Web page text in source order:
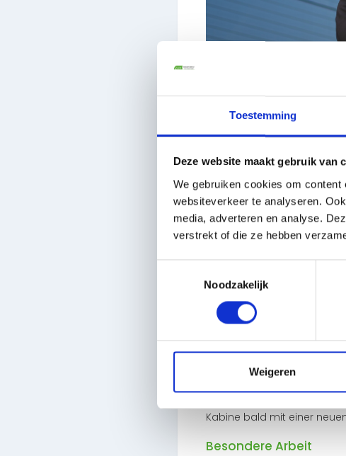
Toestemming
Deze website maakt gebruik van
We gebruiken cookies om
websiteverkeer te analyseren.
media, adverteren en analyse.
verstrekt of die ze hebben
Noodzakelijk
Weigeren
damit ein Traum in
Die durchschnittliche
Normalerweise ist Mitchell
06:00 Uhr und er arbeitet
vielen verschiedenen
er fährt dann weiter in
dann auf 2500-3000 km
Unverzichtbare Vorräte
Mitchell ist also viel von zu
Nummernschilder mit den
Kabine bald mit einer
Besondere Arbeit